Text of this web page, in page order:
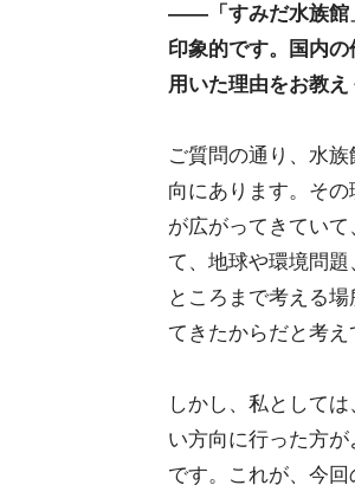
――「すみだ水族館
印象的です。国内
用いた理由をお教え
ご質問の通り、水
向にあります。そ
が広がってきてい
て、地球や環境問
ところまで考える
てきたからだと考え
しかし、私として
い方向に行った方
です。これが、今